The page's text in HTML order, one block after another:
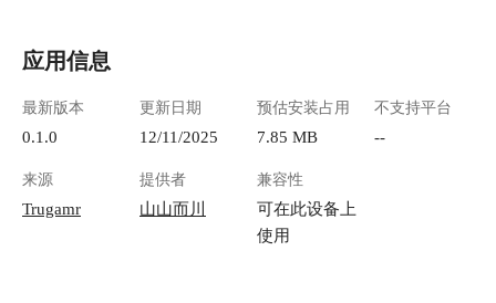
应用信息
最新版本
0.1.0
更新日期
12/11/2025
预估安装占用
7.85 MB
不支持平台
--
来源
Trugamr
提供者
山山而川
兼容性
可在此设备上
使用